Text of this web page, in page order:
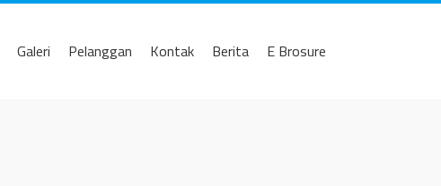
Galeri Pelanggan Kontak Berita E Brosure